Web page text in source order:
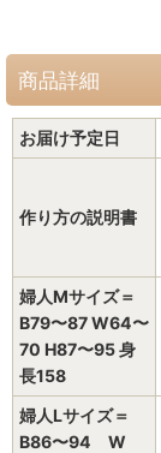
商品詳細
お届け予定日
作り方の説明書
婦人Mサイズ＝
B79〜87 W64〜
70 H87〜95 身
長158
婦人Lサイズ＝
B86〜94 W